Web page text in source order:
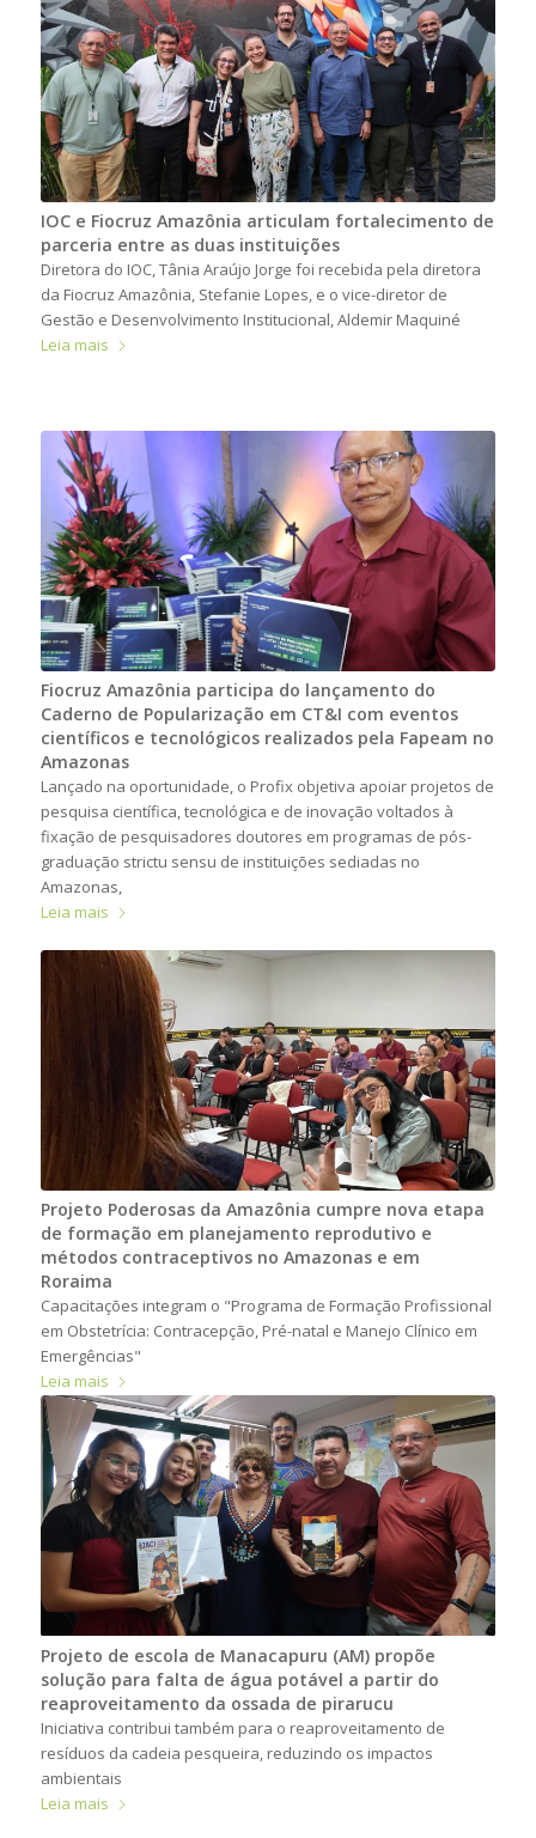
IOC e Fiocruz Amazônia articulam fortalecimento de
parceria entre as duas instituições
Diretora do IOC, Tânia Araújo Jorge foi recebida pela diretora
da Fiocruz Amazônia, Stefanie Lopes, e o vice-diretor de
Gestão e Desenvolvimento Institucional, Aldemir Maquiné
Leia mais
Fiocruz Amazônia participa do lançamento do
Caderno de Popularização em CT&I com eventos
científicos e tecnológicos realizados pela Fapeam no
Amazonas
Lançado na oportunidade, o Profix objetiva apoiar projetos de
pesquisa científica, tecnológica e de inovação voltados à
fixação de pesquisadores doutores em programas de pós-
graduação strictu sensu de instituições sediadas no
Amazonas,
Leia mais
Projeto Poderosas da Amazônia cumpre nova etapa
de formação em planejamento reprodutivo e
métodos contraceptivos no Amazonas e em
Roraima
Capacitações integram o "Programa de Formação Profissional
em Obstetrícia: Contracepção, Pré-natal e Manejo Clínico em
Emergências"
Leia mais
Projeto de escola de Manacapuru (AM) propõe
solução para falta de água potável a partir do
reaproveitamento da ossada de pirarucu
Iniciativa contribui também para o reaproveitamento de
resíduos da cadeia pesqueira, reduzindo os impactos
ambientais
Leia mais